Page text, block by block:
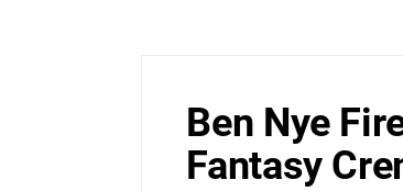
Ben Nye
Fantasy